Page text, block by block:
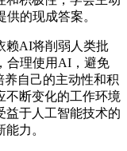
的现成答案。
AI将削弱人类批
合理使用AI，避免
养自己的主动性和积
不断变化的工作环境
益于人工智能技术的
力。